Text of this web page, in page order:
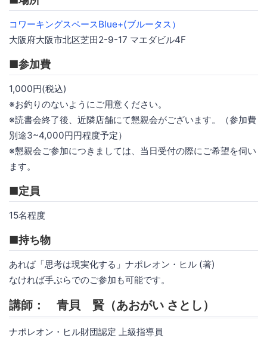
コワーキングスペースBlue+(ブルータス）
大阪府大阪市北区芝田2-9-17 マエダビル4F
■参加費
1,000円(税込)
※お釣りのないようにご用意ください。
※読書会終了後、近隣店舗にて懇親会がございます。（参加費
別途3~4,000円円程度予定）
※懇親会ご参加につきましては、当日受付の際にご希望を伺い
ます。
■定員
15名程度
■持ち物
あれば「思考は現実化する」ナポレオン・ヒル (著)
なければ手ぶらでのご参加も可能です。
講師： 青貝 賢（あおがい さとし）
ナポレオン・ヒル財団認定 上級指導員